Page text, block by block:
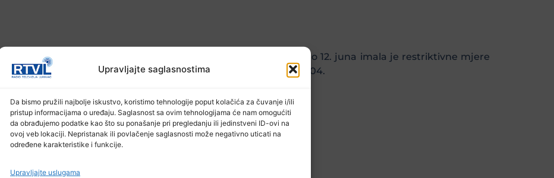
Upravljajte saglasnostima
Da bismo pružili najbolje iskustvo, koristimo tehnologije poput kolačića za čuvanje i/ili
pristup informacijama o uređaju. Saglasnost sa ovim tehnologijama će nam omogućiti
da obrađujemo podatke kao što su ponašanje pri pregledanju ili jedinstveni ID-ovi na
ovoj veb lokaciji. Nepristanak ili povlačenje saglasnosti može negativno uticati na
određene karakteristike i funkcije.
Upravljajte uslugama
rukovođenja krizom u pandemiji u periodu od 4. aprila do 12. juna imala je restriktivne mjere
period u toj skandinavskoj državi. Trenutno su na skali 37,04.